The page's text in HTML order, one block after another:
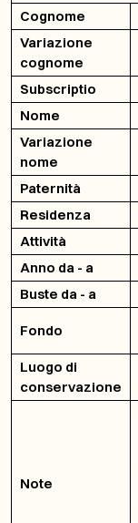
Cognome
Variazione
cognome
Subscriptio
Nome
Variazione
nome
Paternità
Residenza
Attività
Anno da - a
Buste da - a
Fondo
Luogo di
conservazione
Note